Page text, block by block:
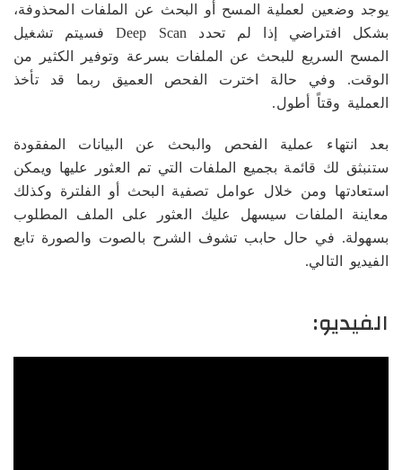
يوجد وضعين لعملية المسح أو البحث عن الملفات المحذوفة،
بشكل افتراضي إذا لم تحدد Deep Scan فسيتم تشغيل
المسح السريع للبحث عن الملفات بسرعة وتوفير الكثير من
الوقت. وفي حالة اخترت الفحص العميق ربما قد تأخذ
العملية وقتاً أطول.
بعد انتهاء عملية الفحص والبحث عن البيانات المفقودة
ستنبثق لك قائمة بجميع الملفات التي تم العثور عليها ويمكن
استعادتها ومن خلال عوامل تصفية البحث أو الفلترة وكذلك
معاينة الملفات سيسهل عليك العثور على الملف المطلوب
بسهولة. في حال حابب تشوف الشرح بالصوت والصورة تابع
الفيديو التالي.
الفيديو: